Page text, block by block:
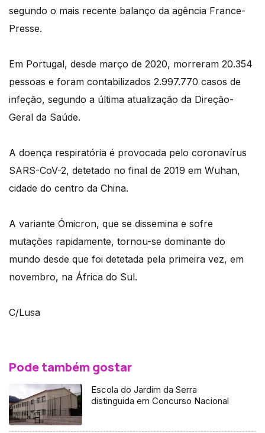
segundo o mais recente balanço da agência France-
Presse.
Em Portugal, desde março de 2020, morreram 20.354
pessoas e foram contabilizados 2.997.770 casos de
infeção, segundo a última atualização da Direção-
Geral da Saúde.
A doença respiratória é provocada pelo coronavírus
SARS-CoV-2, detetado no final de 2019 em Wuhan,
cidade do centro da China.
A variante Ómicron, que se dissemina e sofre
mutações rapidamente, tornou-se dominante do
mundo desde que foi detetada pela primeira vez, em
novembro, na África do Sul.
C/Lusa
Pode também gostar
Escola do Jardim da Serra
distinguida em Concurso Nacional